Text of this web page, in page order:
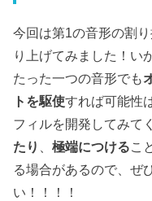
今回は第1の音形の割
り上げてみました！い
たった一つの音形でも
トを駆使すれば可能性
フィルを開発してみて
たり
、極端につけるこ
る場合があるので、ぜ
い！！！！